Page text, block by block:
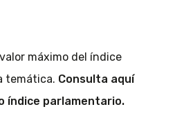
máximo del índice
temática. Consulta aquí
índice parlamentario.